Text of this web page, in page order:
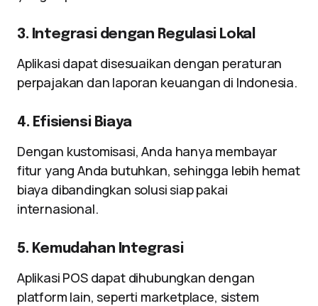
3. Integrasi dengan Regulasi Lokal
Aplikasi dapat disesuaikan dengan peraturan
perpajakan dan laporan keuangan di Indonesia.
4. Efisiensi Biaya
Dengan kustomisasi, Anda hanya membayar
fitur yang Anda butuhkan, sehingga lebih hemat
biaya dibandingkan solusi siap pakai
internasional.
5. Kemudahan Integrasi
Aplikasi POS dapat dihubungkan dengan
platform lain, seperti marketplace, sistem